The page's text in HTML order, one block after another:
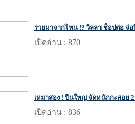
รวยมาจากไหน !? วิลลา ช็อปต่อ จ่
เปิดอ่าน : 870
เหมาสอง ! ปืนใหญ่ จัดหนักกะสอย
เปิดอ่าน : 836